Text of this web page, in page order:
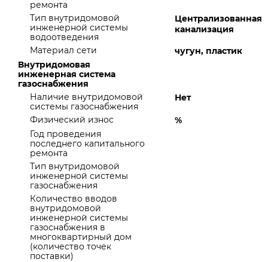
ремонта
Тип внутридомовой
инженерной системы
водоотведения
Централизованная
канализация
Материал сети
чугун, пластик
Внутридомовая
инженерная система
газоснабжения
Наличие внутридомовой
системы газоснабжения
Нет
Физический износ
%
Год проведения
последнего капитального
ремонта
Тип внутридомовой
инженерной системы
газоснабжения
Количество вводов
внутридомовой
инженерной системы
газоснабжения в
многоквартирный дом
(количество точек
поставки)